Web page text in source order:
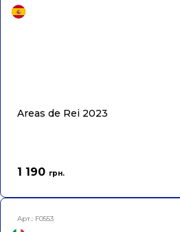
Areas de Rei 2023
1 190 грн.
Арт.: F0553